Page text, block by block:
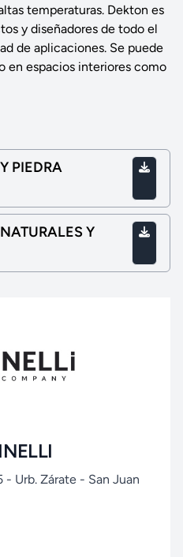
temperaturas. Dekton es
y diseñadores de todo el
de aplicaciones. Se puede
en espacios interiores como
PIEDRA
Y
- Urb. Zárate - San Juan